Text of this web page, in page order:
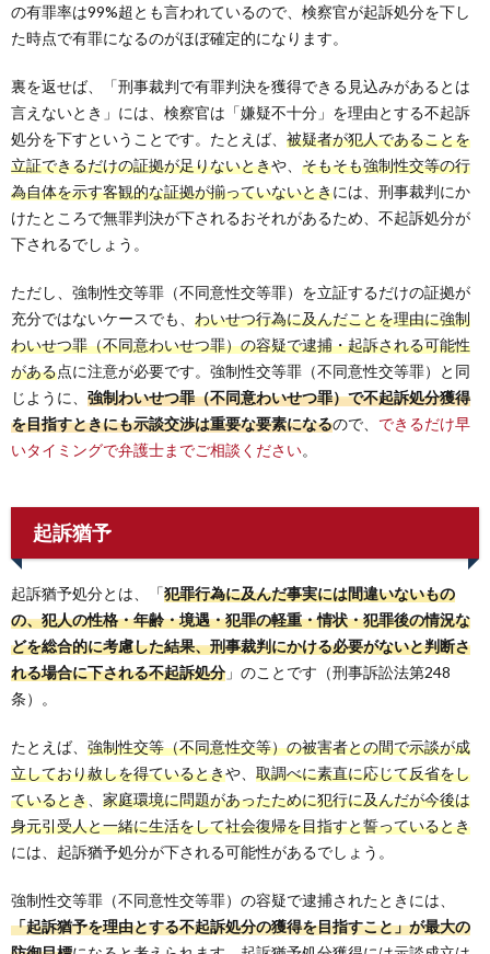
の有罪率は99%超とも言われているので、検察官が起訴処分を下し
た時点で有罪になるのがほぼ確定的になります。
裏を返せば、「刑事裁判で有罪判決を獲得できる見込みがあるとは
言えないとき」には、検察官は「嫌疑不十分」を理由とする不起訴
処分を下すということです。たとえば、 被疑者が犯人であることを
立証できるだけの証拠が足りないときや、 そもそも強制性交等の行
為自体を示す客観的な証拠が揃っていないときには、刑事裁判にか
けたところで無罪判決が下されるおそれがあるため、不起訴処分が
下されるでしょう。
ただし、強制性交等罪（不同意性交等罪）を立証するだけの証拠が
充分ではないケースでも、 わいせつ行為に及んだことを理由に強制
わいせつ罪（不同意わいせつ罪）の容疑で逮捕・起訴される可能性
がある点に注意が必要です。強制性交等罪（不同意性交等罪）と同
じように、 強制わいせつ罪（不同意わいせつ罪）で不起訴処分獲得
を目指すときにも示談交渉は重要な要素になるので、 できるだけ早
いタイミングで弁護士までご相談ください。
起訴猶予
起訴猶予処分とは、「犯罪行為に及んだ事実には間違いないもの
の、犯人の性格・年齢・境遇・犯罪の軽重・情状・犯罪後の情況な
どを総合的に考慮した結果、刑事裁判にかける必要がないと判断さ
れる場合に下される不起訴処分 」のことです（刑事訴訟法第248
条）。
たとえば、 強制性交等（不同意性交等）の被害者との間で示談が成
立しており赦しを得ているときや、 取調べに素直に応じて反省をし
ているとき
家庭環境に問題があったために犯行に及んだが今後は
身元引受人と一緒に生活をして社会復帰を目指すと誓っているとき
には、起訴猶予処分が下される可能性があるでしょう。
強制性交等罪（不同意性交等罪）の容疑で逮捕されたときには、
「起訴猶予を理由とする不起訴処分の獲得を目指すこと」が最大の